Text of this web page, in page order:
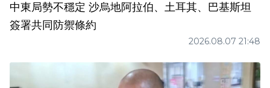
中東局勢不穩定 沙烏地阿拉伯、土耳其、巴基斯坦
簽署共同防禦條約
2026.08.07 21:48